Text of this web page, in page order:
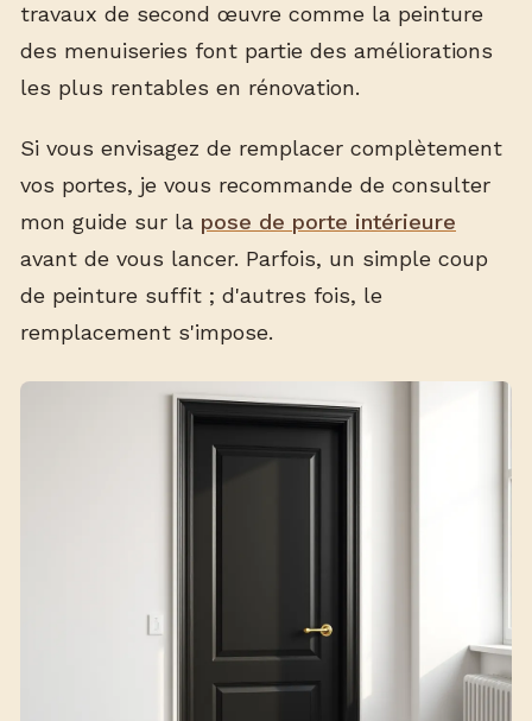
travaux de second œuvre comme la peinture
des menuiseries font partie des améliorations
les plus rentables en rénovation.
Si vous envisagez de remplacer complètement
vos portes, je vous recommande de consulter
mon guide sur la pose de porte intérieure
avant de vous lancer. Parfois, un simple coup
de peinture suffit ; d'autres fois, le
remplacement s'impose.